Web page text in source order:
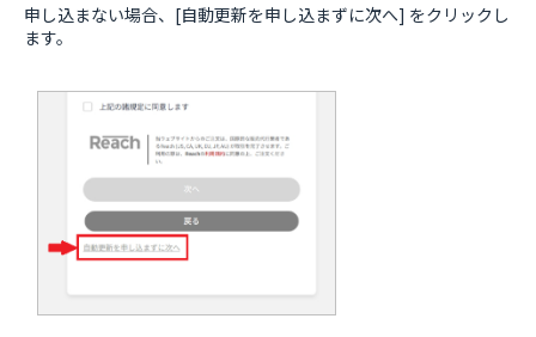
申し込まない場合、[自動更新を申し込まずに次へ] をクリックし
ます。